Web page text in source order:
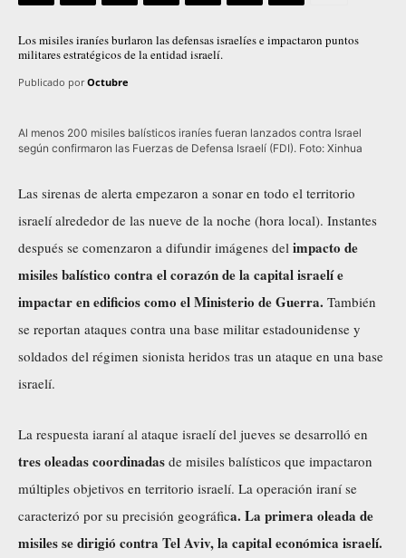
Los misiles iraníes burlaron las defensas israelíes e impactaron puntos
militares estratégicos de la entidad israelí.
Publicado por Octubre
Al menos 200 misiles balísticos iraníes fueran lanzados contra Israel
según confirmaron las Fuerzas de Defensa Israelí (FDI). Foto: Xinhua
Las sirenas de alerta empezaron a sonar en todo el territorio
israelí alrededor de las nueve de la noche (hora local). Instantes
después se comenzaron a difundir imágenes del impacto de
misiles balístico contra el corazón de la capital israelí e
impactar en edificios como el Ministerio de Guerra. También
se reportan ataques contra una base militar estadounidense y
soldados del régimen sionista heridos tras un ataque en una base
israelí.
La respuesta iaraní al ataque israelí del jueves se desarrolló en
tres oleadas coordinadas de misiles balísticos que impactaron
múltiples objetivos en territorio israelí. La operación iraní se
caracterizó por su precisión geográfica. La primera oleada de
misiles se dirigió contra Tel Aviv, la capital económica israelí.